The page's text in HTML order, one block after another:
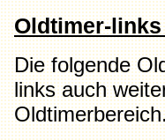
Oldtimer-
Die folgende
links auch